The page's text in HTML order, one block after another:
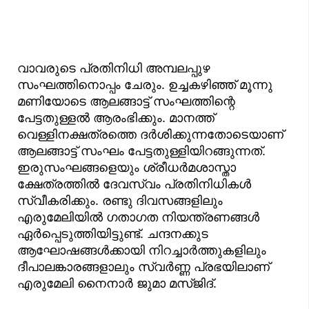
വാവരുടെ പ്രതിനിധി അമ്പലപ്പുഴ
സംഘത്തിനൊപ്പം ചേരും. ഉച്ചകഴിഞ്ഞ് മൂന്നു
മണിയോടെ ആലങ്ങാട്ട് സംഘത്തിന്റെ
പേട്ടതുള്ളല്‍ ആരംഭിക്കും. മാനത്ത്
വെള്ളിനക്ഷത്രത്തെ ദര്‍ശിക്കുന്നതോടെയാണ്
ആലങ്ങാട്ട് സംഘം പേട്ടതുള്ളിയിറങ്ങുന്നത്.
ഇരുസംഘങ്ങളെയും ശ്രീധര്‍മശാസ്താ
ക്ഷേത്രത്തില്‍ ദേവസ്വം പ്രതിനിധികള്‍
സ്വീകരിക്കും. രണ്ടു ദിവസങ്ങളിലും
എരുമേലിയിൽ ഗതാഗത നിയന്ത്രണങ്ങൾ
ഏർപ്പെടുത്തിയിട്ടുണ്ട്. ചന്ദനക്കുട
ആഘോഷങ്ങൾക്കായി നിറച്ചാർത്തുകളിലും
ദീപാലങ്കാരങ്ങളാലും സ്വർണ്ണ പ്രഭയിലാണ്
എരുമേലി നൈനാർ ജുമാ മസ്ജിദ്.